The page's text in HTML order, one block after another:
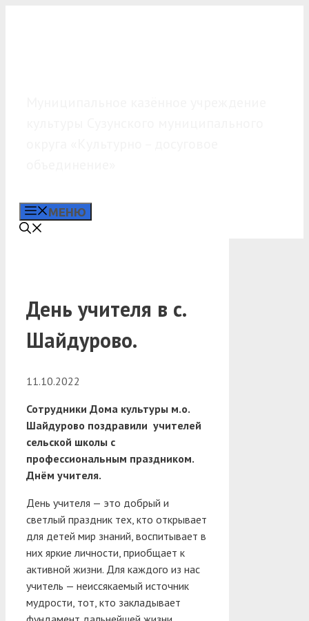
МЕНЮ
День учителя в с.
Шайдурово.
11.10.2022
Сотрудники Дома культуры м.о.
Шайдурово поздравили учителей
сельской школы с
профессиональным праздником.
Днём учителя.
День учителя — это добрый и
светлый праздник тех, кто открывает
для детей мир знаний, воспитывает в
них яркие личности, приобщает к
активной жизни. Для каждого из нас
учитель — неиссякаемый источник
мудрости, тот, кто закладывает